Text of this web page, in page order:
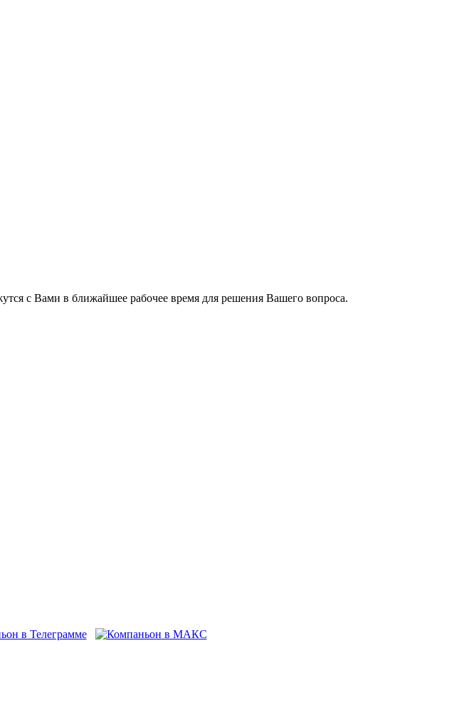
с Вами в ближайшее рабочее время для решения Вашего вопроса.